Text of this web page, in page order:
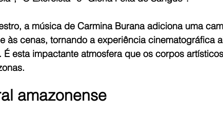
a música de Carmina Burana adiciona uma
às cenas, tornando a experiência cinematográfica
esta impactante atmosfera que os corpos
amazonense